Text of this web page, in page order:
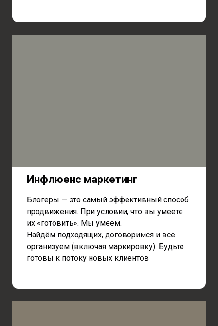
Инфлюенс маркетинг
Блогеры — это самый эффективный способ
продвижения. При условии, что вы умеете
их «готовить». Мы умеем.
Найдём подходящих, договоримся и всё
организуем (включая маркировку). Будьте
готовы к потоку новых клиентов